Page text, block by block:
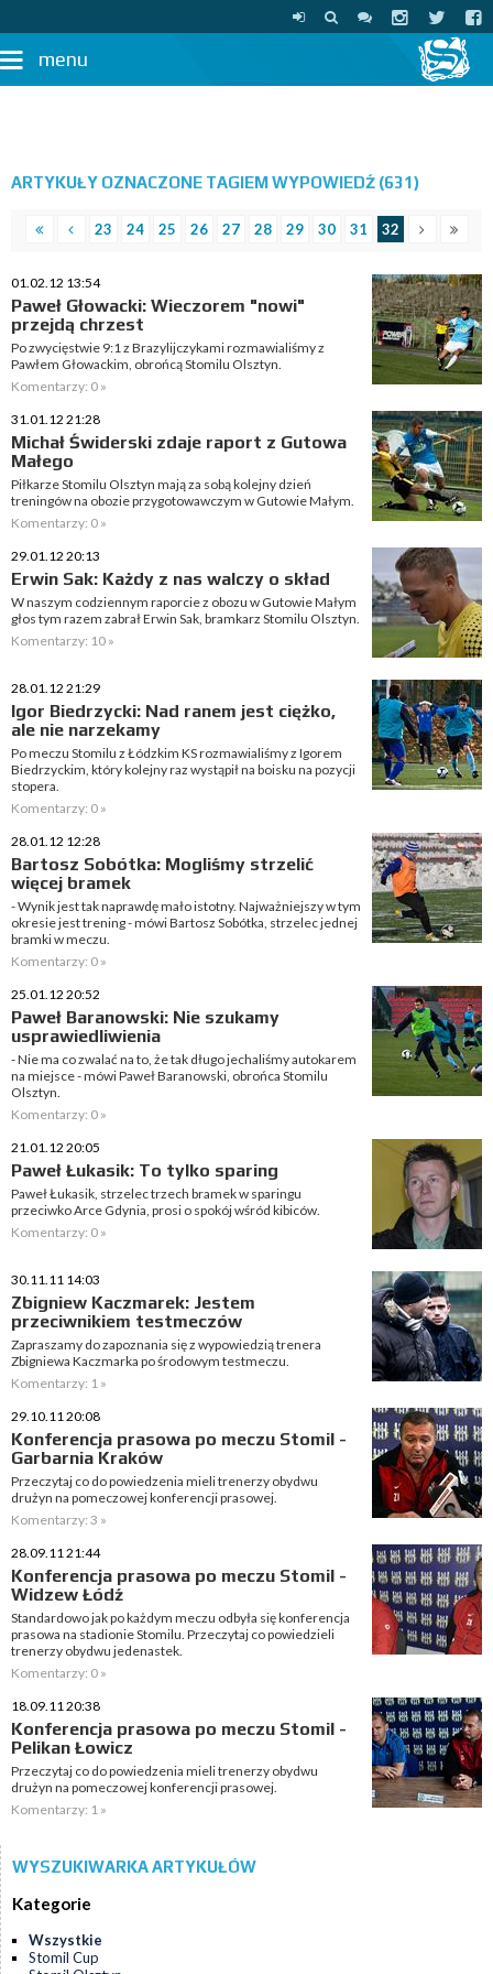
menu
ARTYKUŁY OZNACZONE TAGIEM WYPOWIEDŹ (631)
23 24 25 26 27 28 29 30 31 32
01.02.12 13:54
Paweł Głowacki: Wieczorem "nowi"
przejdą chrzest
Po zwycięstwie 9:1 z Brazylijczykami rozmawialiśmy z
Pawłem Głowackim, obrońcą Stomilu Olsztyn.
Komentarzy: 0 »
31.01.12 21:28
Michał Świderski zdaje raport z Gutowa
Małego
Piłkarze Stomilu Olsztyn mają za sobą kolejny dzień
treningów na obozie przygotowawczym w Gutowie Małym.
Komentarzy: 0 »
29.01.12 20:13
Erwin Sak: Każdy z nas walczy o skład
W naszym codziennym raporcie z obozu w Gutowie Małym
głos tym razem zabrał Erwin Sak, bramkarz Stomilu Olsztyn.
Komentarzy: 10 »
28.01.12 21:29
Igor Biedrzycki: Nad ranem jest ciężko,
ale nie narzekamy
Po meczu Stomilu z Łódzkim KS rozmawialiśmy z Igorem
Biedrzyckim, który kolejny raz wystąpił na boisku na pozycji
stopera.
Komentarzy: 0 »
28.01.12 12:28
Bartosz Sobótka: Mogliśmy strzelić
więcej bramek
- Wynik jest tak naprawdę mało istotny. Najważniejszy w tym
okresie jest trening - mówi Bartosz Sobótka, strzelec jednej
bramki w meczu.
Komentarzy: 0 »
25.01.12 20:52
Paweł Baranowski: Nie szukamy
usprawiedliwienia
- Nie ma co zwalać na to, że tak długo jechaliśmy autokarem
na miejsce - mówi Paweł Baranowski, obrońca Stomilu
Olsztyn.
Komentarzy: 0 »
21.01.12 20:05
Paweł Łukasik: To tylko sparing
Paweł Łukasik, strzelec trzech bramek w sparingu
przeciwko Arce Gdynia, prosi o spokój wśród kibiców.
Komentarzy: 0 »
30.11.11 14:03
Zbigniew Kaczmarek: Jestem
przeciwnikiem testmeczów
Zapraszamy do zapoznania się z wypowiedzią trenera
Zbigniewa Kaczmarka po środowym testmeczu.
Komentarzy: 1 »
29.10.11 20:08
Konferencja prasowa po meczu Stomil -
Garbarnia Kraków
Przeczytaj co do powiedzenia mieli trenerzy obydwu
drużyn na pomeczowej konferencji prasowej.
Komentarzy: 3 »
28.09.11 21:44
Konferencja prasowa po meczu Stomil -
Widzew Łódź
Standardowo jak po każdym meczu odbyła się konferencja
prasowa na stadionie Stomilu. Przeczytaj co powiedzieli
trenerzy obydwu jedenastek.
Komentarzy: 0 »
18.09.11 20:38
Konferencja prasowa po meczu Stomil -
Pelikan Łowicz
Przeczytaj co do powiedzenia mieli trenerzy obydwu
drużyn na pomeczowej konferencji prasowej.
Komentarzy: 1 »
WYSZUKIWARKA ARTYKUŁÓW
Kategorie
Wszystkie
Stomil Cup